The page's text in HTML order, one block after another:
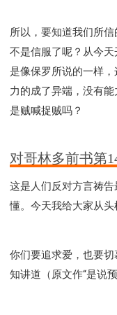
所以，要知道我们所
不是信服了呢？从今
是像保罗所说的一样
力的成了异端，没有
是贼喊捉贼吗？
对哥林多前书第
这是人们反对方言祷
懂。今天我给大家从头
你们要追求爱，也要
知讲道（原文作“是说